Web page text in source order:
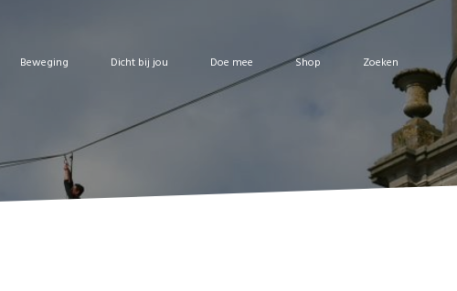
Beweging Dicht bij jou Doe mee Shop Zoeken